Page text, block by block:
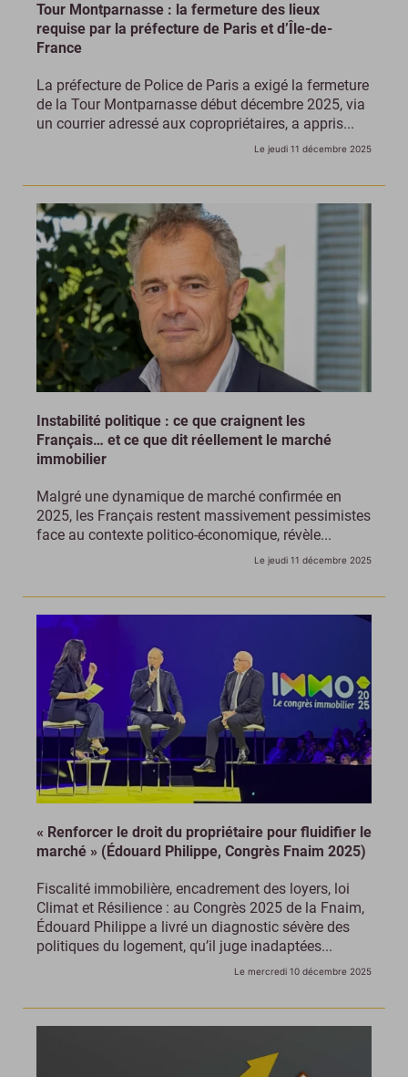
Tour Montparnasse : la fermeture des lieux
requise par la préfecture de Paris et d’Île-de-
France
La préfecture de Police de Paris a exigé la fermeture
de la Tour Montparnasse début décembre 2025, via
un courrier adressé aux copropriétaires, a appris...
Le jeudi 11 décembre 2025
Instabilité politique : ce que craignent les
Français… et ce que dit réellement le marché
immobilier
Malgré une dynamique de marché confirmée en
2025, les Français restent massivement pessimistes
face au contexte politico-économique, révèle...
Le jeudi 11 décembre 2025
« Renforcer le droit du propriétaire pour fluidifier le
marché » (Édouard Philippe, Congrès Fnaim 2025)
Fiscalité immobilière, encadrement des loyers, loi
Climat et Résilience : au Congrès 2025 de la Fnaim,
Édouard Philippe a livré un diagnostic sévère des
politiques du logement, qu’il juge inadaptées...
Le mercredi 10 décembre 2025